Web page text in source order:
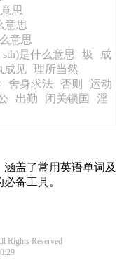
思
意思
意思
sth)是什么意思
圾
成
成见 理所当然
舍身求法 否则
运动
出勤 闭关锁国
淫
盖了常用英语单词及
备工具。
Rights Reserved